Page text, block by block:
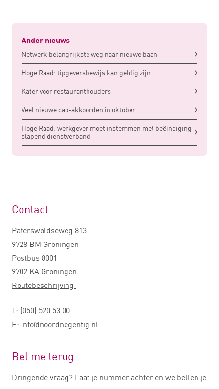
Ander nieuws
Netwerk belangrijkste weg naar nieuwe baan
Hoge Raad: tipgeversbewijs kan geldig zijn
Kater voor restauranthouders
Veel nieuwe cao-akkoorden in oktober
Hoge Raad: werkgever moet instemmen met beëindiging
slapend dienstverband
Contact
Paterswoldseweg 813
9728 BM Groningen
Postbus 8001
9702 KA Groningen
Routebeschrijving
T: (050) 520 53 00
E: info@noordnegentig.nl
Bel me terug
Dringende vraag? Laat je nummer achter en we bellen je